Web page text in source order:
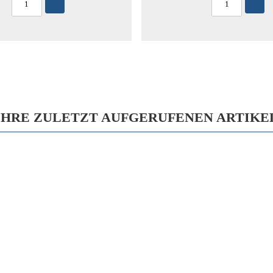
ZULETZT AUFGERUFENEN